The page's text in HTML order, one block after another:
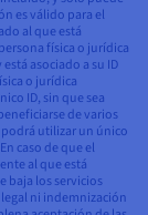
es válido para el
al que está
física o jurídica
asociado a su ID
o jurídica
ID, sin que sea
de varios
utilizar un único
caso de que el
al que está
baja los servicios
ni indemnización